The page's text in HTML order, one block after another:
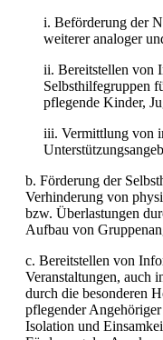
i. Beförderung der
weiterer analoger
ii. Bereitstellen von
Selbsthilfegruppen
pflegende Kinder,
iii. Vermittlung von
b. Förderung der
Verhinderung von
bzw. Überlastungen
Aufbau von
c. Bereitstellen von
Veranstaltungen, auch
durch die besonderen
pflegender
Isolation und